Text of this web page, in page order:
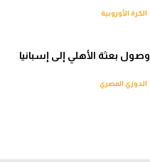
الكرة الأوروبية
وصول بعثة الأهلي إلى إسبانيا
الدوري المصري